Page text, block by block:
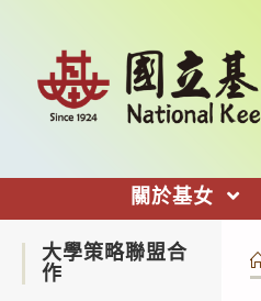
關於基女
大學策略聯盟合
作